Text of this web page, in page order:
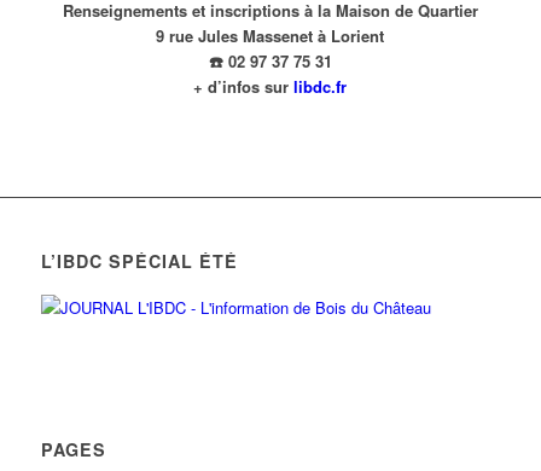
Renseignements et inscriptions à la Maison de Quartier
9 rue Jules Massenet à Lorient
☎️ 02 97 37 75 31
+ d’infos surlibdc.fr
L’IBDC SPÉCIAL ÉTÉ
PAGES